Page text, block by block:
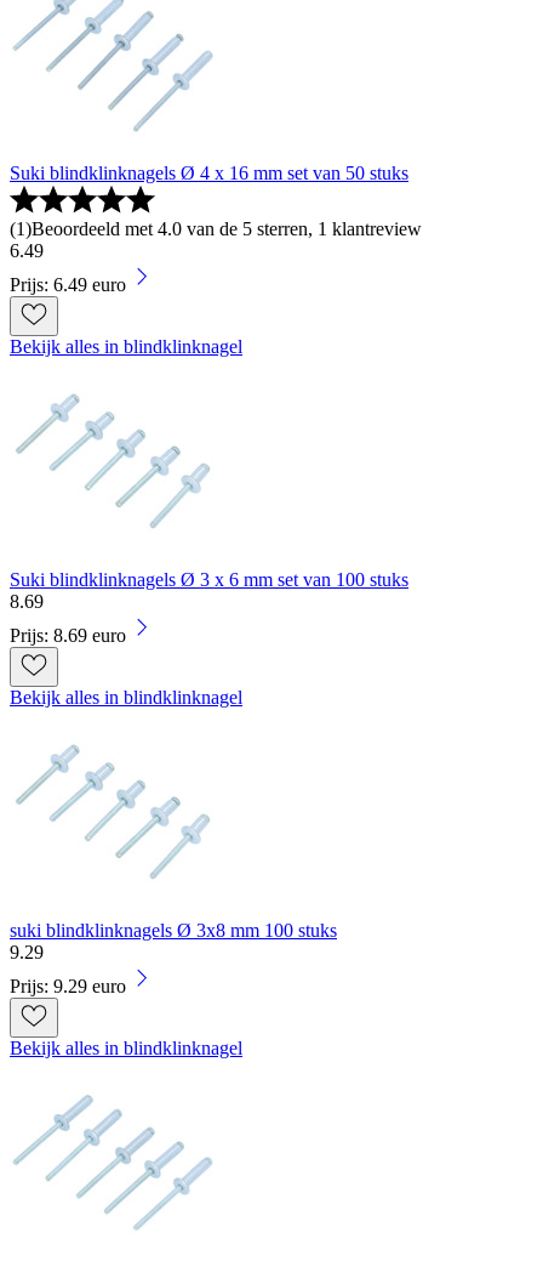
Suki blindklinknagels Ø 4 x 16 mm set van 50 stuks
(1)Beoordeeld met 4.0 van de 5 sterren, 1 klantreview
6.49
Prijs: 6.49 euro
Bekijk alles in blindklinknagel
Suki blindklinknagels Ø 3 x 6 mm set van 100 stuks
8.69
Prijs: 8.69 euro
Bekijk alles in blindklinknagel
suki blindklinknagels Ø 3x8 mm 100 stuks
9.29
Prijs: 9.29 euro
Bekijk alles in blindklinknagel